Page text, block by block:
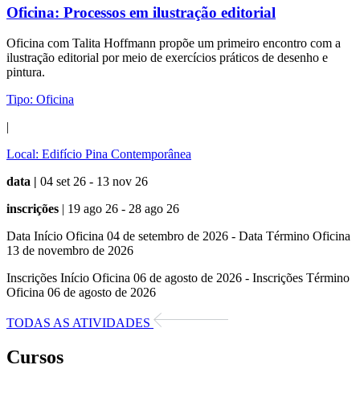
Oficina: Processos em ilustração editorial
Oficina com Talita Hoffmann propõe um primeiro encontro com a
ilustração editorial por meio de exercícios práticos de desenho e
pintura.
Tipo: Oficina
|
Local: Edifício Pina Contemporânea
data | 04 set 26 - 13 nov 26
inscrições | 19 ago 26 - 28 ago 26
Data Início Oficina 04 de setembro de 2026 - Data Término Oficina
13 de novembro de 2026
Inscrições Início Oficina 06 de agosto de 2026 - Inscrições Término
Oficina 06 de agosto de 2026
TODAS AS ATIVIDADES
Cursos